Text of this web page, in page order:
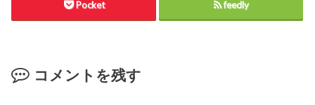
Pocket feedly
コメントを残す